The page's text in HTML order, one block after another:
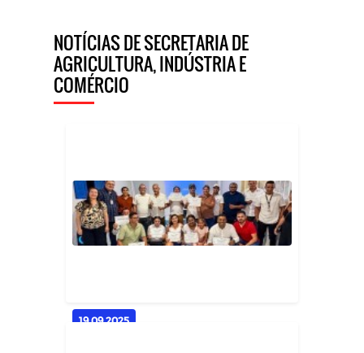
NOTÍCIAS DE SECRETARIA DE
AGRICULTURA, INDÚSTRIA E
COMÉRCIO
19.09.2025